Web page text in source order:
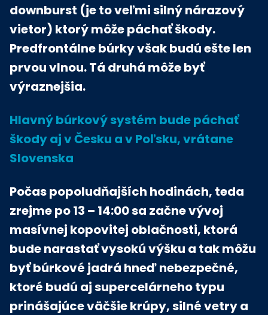
downburst (je to veľmi silný nárazový
vietor) ktorý môže páchať škody.
Predfrontálne búrky však budú ešte len
prvou vlnou. Tá druhá môže byť
výraznejšia.
Hlavný búrkový systém bude páchať
škody aj v Česku a v Poľsku, vrátane
Slovenska
Počas popoludňajších hodinách, teda
zrejme po 13 – 14:00 sa začne vývoj
masívnej kopovitej oblačnosti, ktorá
bude narastať vysokú výšku a tak môžu
byť búrkové jadrá hneď nebezpečné,
ktoré budú aj supercelárneho typu
prinášajúce väčšie krúpy, silné vetry a